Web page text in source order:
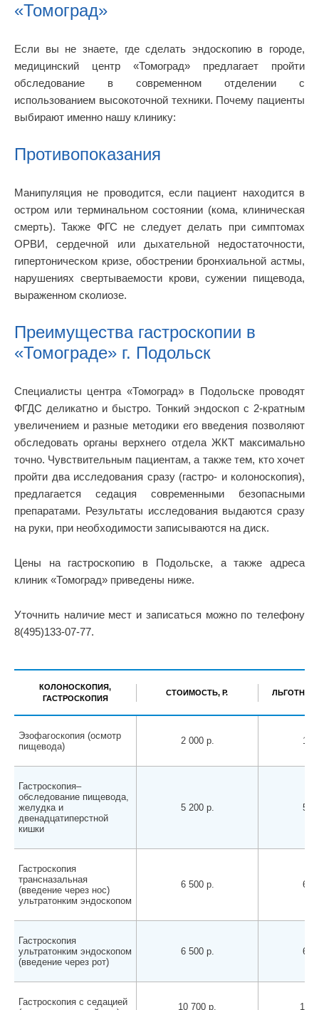
«Томоград»
Если вы не знаете, где сделать эндоскопию в городе,
медицинский центр «Томоград» предлагает пройти
обследование в современном отделении с
использованием высокоточной техники. Почему пациенты
выбирают именно нашу клинику:
Противопоказания
Манипуляция не проводится, если пациент находится в
остром или терминальном состоянии (кома, клиническая
смерть). Также ФГС не следует делать при симптомах
ОРВИ, сердечной или дыхательной недостаточности,
гипертоническом кризе, обострении бронхиальной астмы,
нарушениях свертываемости крови, сужении пищевода,
выраженном сколиозе.
Преимущества гастроскопии в
«Томограде» г. Подольск
Специалисты центра «Томоград» в Подольске проводят
ФГДС деликатно и быстро. Тонкий эндоскоп с 2-кратным
увеличением и разные методики его введения позволяют
обследовать органы верхнего отдела ЖКТ максимально
точно. Чувствительным пациентам, а также тем, кто хочет
пройти два исследования сразу (гастро- и колоноскопия),
предлагается седация современными безопасными
препаратами. Результаты исследования выдаются сразу
на руки, при необходимости записываются на диск.
Цены на гастроскопию в Подольске, а также адреса
клиник «Томоград» приведены ниже.
Уточнить наличие мест и записаться можно по телефону
8(495)133-07-77.
КОЛОНОСКОПИЯ,
ГАСТРОСКОПИЯ
СТОИМОСТЬ, Р. ЛЬГОТНАЯ
Эзофагоскопия (осмотр
пищевода)
2 000 р. 1
Гастроскопия–
обследование пищевода,
желудка и
двенадцатиперстной
кишки
5 200 р. 5
Гастроскопия
трансназальная
(введение через нос)
ультратонким эндоскопом
6 500 р. 6
Гастроскопия
ультратонким эндоскопом
(введение через рот)
6 500 р. 6
Гастроскопия с седацией
10 700 р. 10